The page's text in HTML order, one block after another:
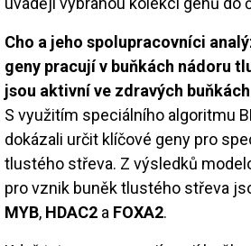
Cho a jeho spolupracovníci
geny pracují v buňkách nádoru
jsou aktivní ve zdravých
S využitím speciálního algoritmu
dokázali určit klíčové geny pro
tlustého střeva. Z výsledků
pro vznik buněk tlustého střeva
MYB, HDAC2 a FOXA2.